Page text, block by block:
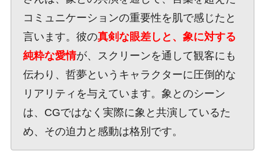
コミュニケーションの重要性を肌で感じたと
言います。彼の真剣な眼差しと、象に対する
純粋な愛情が、スクリーンを通して観客にも
伝わり、哲夢というキャラクターに圧倒的な
リアリティを与えています。象とのシーン
は、CGではなく実際に象と共演しているた
め、その迫力と感動は格別です。